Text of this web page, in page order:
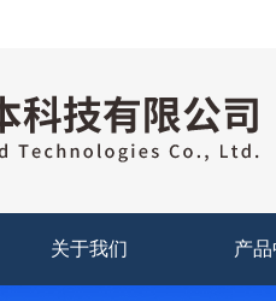
关于我们 产